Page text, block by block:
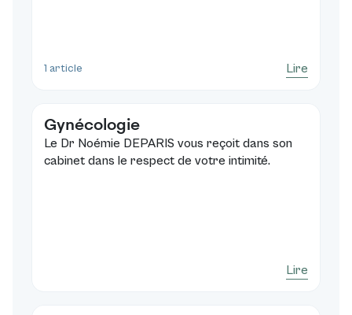
1 article Lire
Gynécologie
Le Dr Noémie DEPARIS vous reçoit dans son
cabinet dans le respect de votre intimité.
Lire